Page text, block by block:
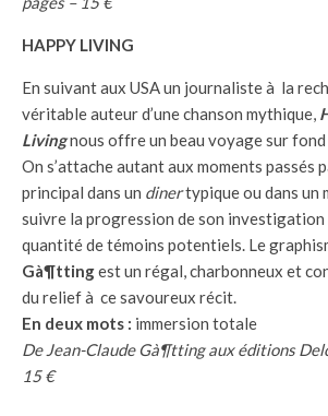
HAPPY LIVING
En suivant aux USA un journaliste à la
véritable auteur d’une chanson mythique,
Livingnous offre un beau voyage sur fond
On s’attache autant aux moments passés
principal dans un dinertypique ou dans un
suivre la progression de son
quantité de témoins potentiels. Le
Gà¶ttingest un régal, charbonneux et
du relief à ce savoureux récit.
En deux mots : immersion totale
De Jean-Claude Gà¶tting aux éditions
15 €